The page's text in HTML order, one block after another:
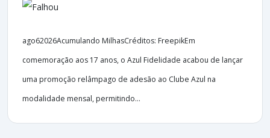
ago62026Acumulando MilhasCréditos: FreepikEm
comemoração aos 17 anos, o Azul Fidelidade acabou de lançar
uma promoção relâmpago de adesão ao Clube Azul na
modalidade mensal, permitindo...